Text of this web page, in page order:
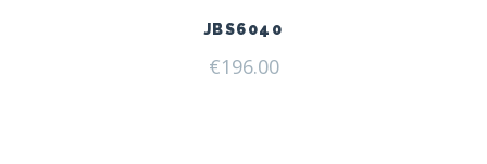
JBS6040
€196.00